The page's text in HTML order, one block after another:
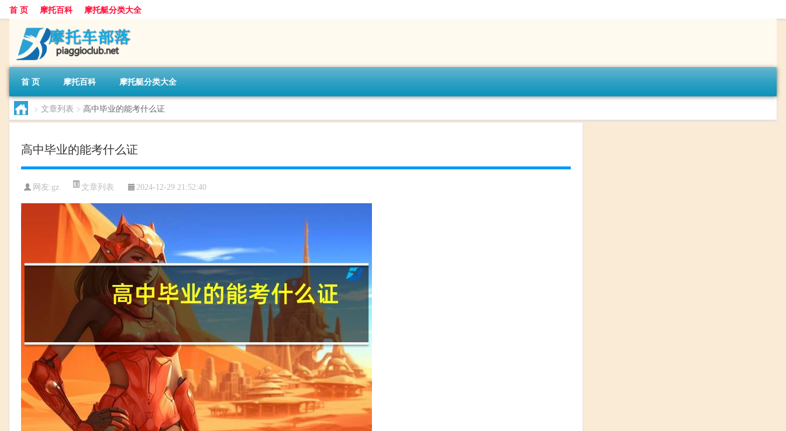
首 页 摩托百科 摩托艇分类大全
首 页 摩托百科 摩托艇分类大全
> 文章列表 > 高中毕业的能考什么证
高中毕业的能考什么证
网友:gz 文章列表 2024-12-29 21:52:40